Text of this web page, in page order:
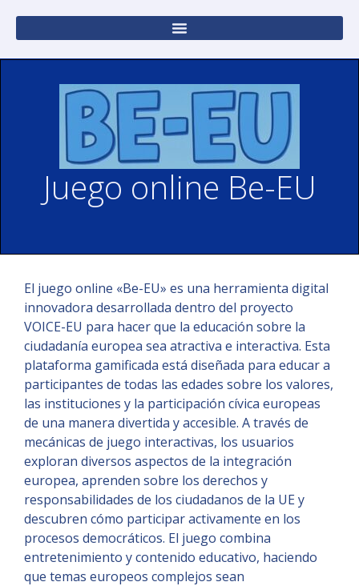
Juego online Be-EU
El juego online «Be-EU» es una herramienta digital
innovadora desarrollada dentro del proyecto
VOICE-EU para hacer que la educación sobre la
ciudadanía europea sea atractiva e interactiva. Esta
plataforma gamificada está diseñada para educar a
participantes de todas las edades sobre los valores,
las instituciones y la participación cívica europeas
de una manera divertida y accesible. A través de
mecánicas de juego interactivas, los usuarios
exploran diversos aspectos de la integración
europea, aprenden sobre los derechos y
responsabilidades de los ciudadanos de la UE y
descubren cómo participar activamente en los
procesos democráticos. El juego combina
entretenimiento y contenido educativo, haciendo
que temas europeos complejos sean